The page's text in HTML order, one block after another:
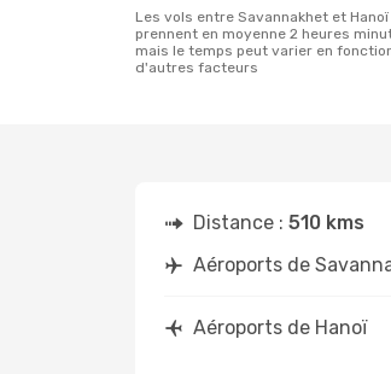
Les vols entre Savannakhet et Hanoï
prennent en moyenne 2 heures
mais le temps peut varier en
d'autres facteurs
Distance : 510 kms
Aéroports de
Aéroports de Hanoï